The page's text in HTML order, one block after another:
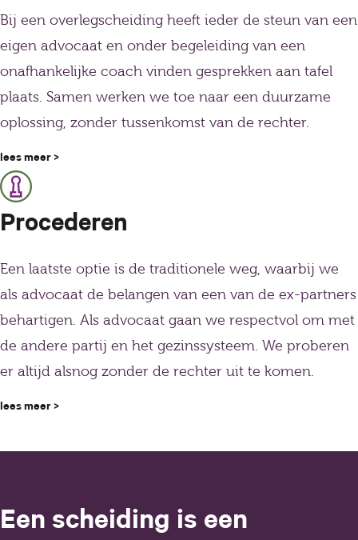
Bij een overlegscheiding heeft ieder de steun van een
eigen advocaat en onder begeleiding van een
onafhankelijke coach vinden gesprekken aan tafel
plaats. Samen werken we toe naar een duurzame
oplossing, zonder tussenkomst van de rechter.
lees meer >
Procederen
Een laatste optie is de traditionele weg, waarbij we
als advocaat de belangen van een van de ex-partners
behartigen. Als advocaat gaan we respectvol om met
de andere partij en het gezinssysteem. We proberen
er altijd alsnog zonder de rechter uit te komen.
lees meer >
Een scheiding is een